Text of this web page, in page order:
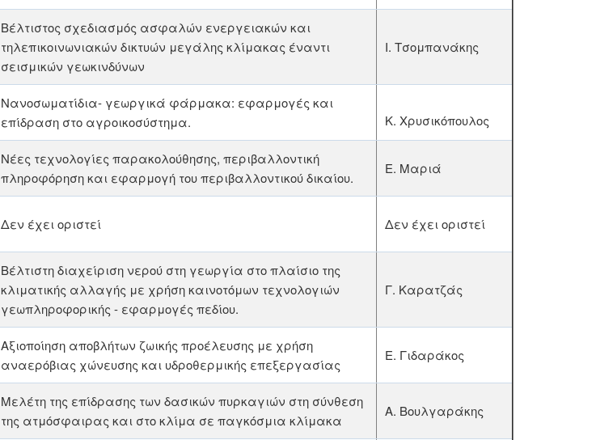
Βέλτιστος σχεδιασμός ασφαλών ενεργειακών και
τηλεπικοινωνιακών δικτυών μεγάλης κλίμακας έναντι
σεισμικών γεωκινδύνων
Ι. Τσομπανάκης
Νανοσωματίδια- γεωργικά φάρμακα: εφαρμογές και
επίδραση στο αγροικοσύστημα.
Κ. Χρυσικόπουλος
Νέες τεχνολογίες παρακολούθησης, περιβαλλοντική
πληροφόρηση και εφαρμογή του περιβαλλοντικού δικαίου.
Ε. Μαριά
Δεν έχει οριστεί Δεν έχει οριστεί
Βέλτιστη διαχείριση νερού στη γεωργία στο πλαίσιο της
κλιματικής αλλαγής με χρήση καινοτόμων τεχνολογιών
γεωπληροφορικής - εφαρμογές πεδίου.
Γ. Καρατζάς
Αξιοποίηση αποβλήτων ζωικής προέλευσης με χρήση
αναερόβιας χώνευσης και υδροθερμικής επεξεργασίας
Ε. Γιδαράκος
Μελέτη της επίδρασης των δασικών πυρκαγιών στη σύνθεση
της ατμόσφαιρας και στο κλίμα σε παγκόσμια κλίμακα
Α. Βουλγαράκης